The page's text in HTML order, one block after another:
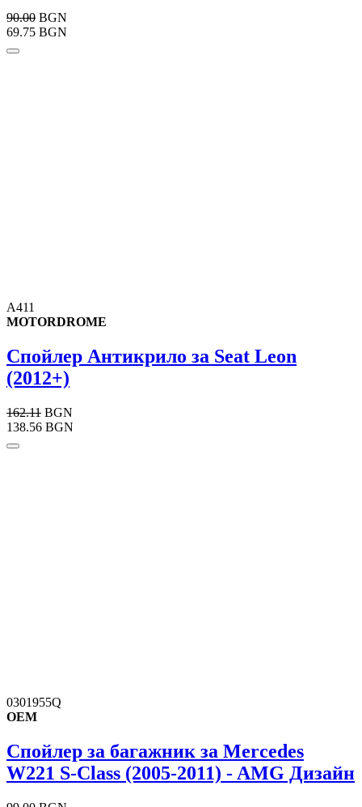
90.00 BGN
69.75 BGN
A411
MOTORDROME
Спойлер Антикрило за Seat Leon
(2012+)
162.11 BGN
138.56 BGN
0301955Q
OEM
Спойлер за багажник за Mercedes
W221 S-Class (2005-2011) - AMG Дизайн